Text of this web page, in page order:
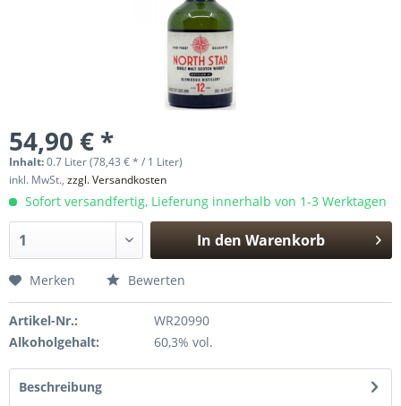
54,90 € *
Inhalt:0.7 Liter (78,43 € * / 1 Liter)
inkl. MwSt., zzgl. Versandkosten
Sofort versandfertig, Lieferung innerhalb von 1-3 Werktagen
In den Warenkorb
Merken Bewerten
Artikel-Nr.:
WR20990
Alkoholgehalt:
60,3% vol.
Beschreibung